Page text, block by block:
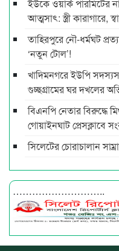
ইউকে ওয়ার্ক পারমিটের
আত্মসাৎ: স্ত্রী কারাগারে,
তাহিরপুরে নৌ-ধর্মঘট
‘নতুন টোল’!
খাদিমনগরে ইউপি
গুচ্ছগ্রামের ঘর দখলের
বিএনপি নেতার বিরুদ্ধে
গোয়াইনঘাট প্রেসক্লাবে
সিলেটের চোরাচালান
………………………..